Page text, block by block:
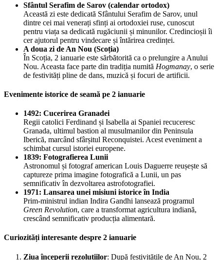
Sfântul Serafim de Sarov (calendar ortodox)
Această zi este dedicată Sfântului Serafim de Sarov, unul
dintre cei mai venerați sfinți ai ortodoxiei ruse, cunoscut
pentru viața sa dedicată rugăciunii și minunilor. Credincioșii îi
cer ajutorul pentru vindecare și întărirea credinței.
A doua zi de An Nou (Scoția)
În Scoția, 2 ianuarie este sărbătorită ca o prelungire a Anului
Nou. Aceasta face parte din tradiția numită Hogmanay, o serie
de festivități pline de dans, muzică și focuri de artificii.
Evenimente istorice de seamă pe 2 ianuarie
1492: Cucerirea Granadei
Regii catolici Ferdinand și Isabella ai Spaniei recuceresc
Granada, ultimul bastion al musulmanilor din Peninsula
Iberică, marcând sfârșitul Reconquistei. Acest eveniment a
schimbat cursul istoriei europene.
1839: Fotografierea Lunii
Astronomul și fotograf american Louis Daguerre reușește să
captureze prima imagine fotografică a Lunii, un pas
semnificativ în dezvoltarea astrofotografiei.
1971: Lansarea unei misiuni istorice în India
Prim-ministrul indian Indira Gandhi lansează programul
Green Revolution, care a transformat agricultura indiană,
crescând semnificativ producția alimentară.
Curiozități interesante despre 2 ianuarie
Ziua începerii rezoluțiilor: După festivitățile de An Nou, 2